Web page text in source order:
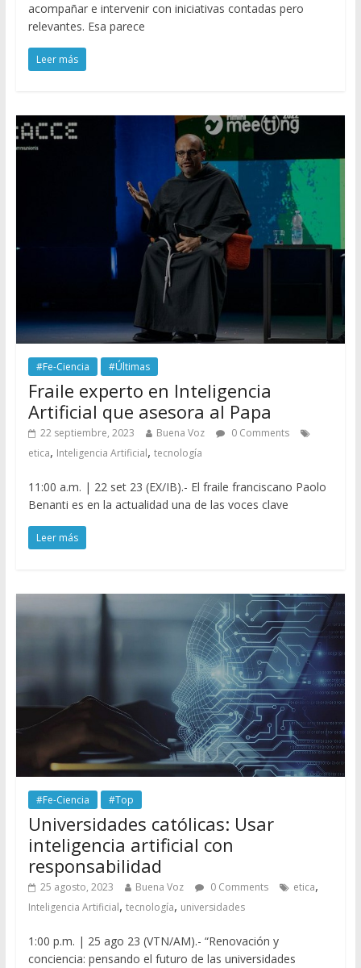
acompañar e intervenir con iniciativas contadas pero
relevantes. Esa parece
Leer más
#Fe-Ciencia #Últimas
Fraile experto en Inteligencia
Artificial que asesora al Papa
22 septiembre, 2023 Buena Voz
0 Comments
etica, Inteligencia Artificial, tecnología
11:00 a.m. | 22 set 23 (EX/IB).- El fraile franciscano Paolo
Benanti es en la actualidad una de las voces clave
Leer más
#Fe-Ciencia #Top
Universidades católicas: Usar
inteligencia artificial con
responsabilidad
25 agosto, 2023 Buena Voz 0 Comments etica,
Inteligencia Artificial, tecnología, universidades
1:00 p.m. | 25 ago 23 (VTN/AM).- “Renovación y
conciencia: pensando el futuro de las universidades